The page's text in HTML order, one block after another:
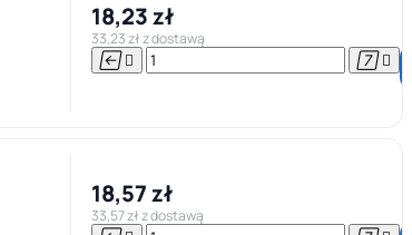
18,23 zł
33,23 zł z dostawą
   
18,57 zł
33,57 zł z dostawą